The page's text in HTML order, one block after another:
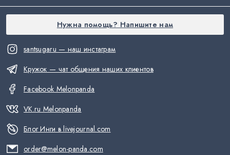
santsugaru — наш инстаграм
Кружок — чат общения наших клиентов
Facebook Melonpanda
VK.ru Melonpanda
Блог Инги в livejournal.com
order@melon-panda.com
Нужна помощь? Напишите нам